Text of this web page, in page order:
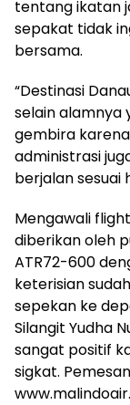
tentang ikatan
sepakat tidak
bersama.
“Destinasi
selain alamnya
gembira
administrasi
berjalan sesuai
Mengawali
diberikan oleh
ATR72-600
keterisian
sepekan ke
Silangit Yudha
sangat positif
sigkat.